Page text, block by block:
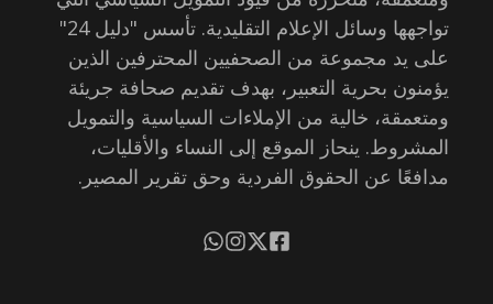
تواجهها وسائل الإعلام التقليدية. تأسس "دليل 24"
على يد مجموعة من الصحفيين المحترفين الذين
يؤمنون بحرية التعبير، بهدف تقديم صحافة جريئة
ومتعمقة، خالية من الإملاءات السياسية والتمويل
المشروط. ينحاز الموقع إلى النساء والأقليات،
مدافعًا عن الحقوق الفردية وحق تقرير المصير.